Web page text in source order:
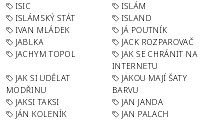
ISIC
ISLÁM
ISLÁMSKÝ STÁT
ISLAND
IVAN MLÁDEK
JÁ POUTNÍK
JABLKA
JACK ROZPAROVAČ
JACHYM TOPOL
JAK SE CHRÁNIT NA
INTERNETU
JAK SI UDĚLAT
MODŘINU
JAKOU MAJÍ ŠATY
BARVU
JAKSI TAKSI
JAN JANDA
JÁN KOLENÍK
JAN PALACH